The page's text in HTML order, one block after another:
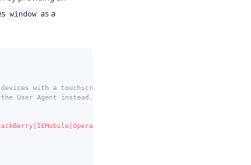
window as a
with a touchscreen.
User Agent instead.
IEMobile Opera Mini